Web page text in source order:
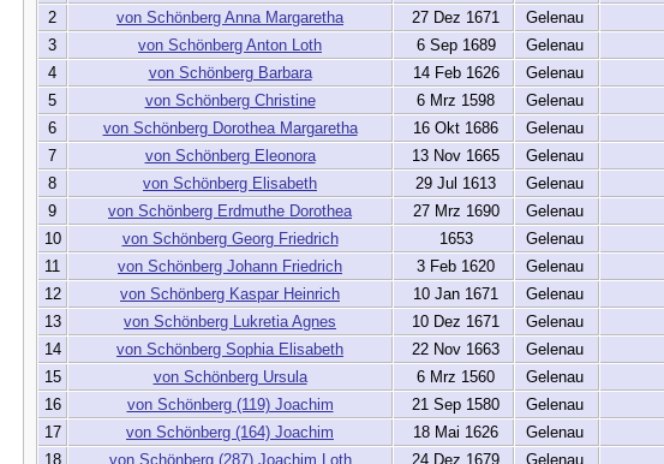
2
von Schönberg Anna Margaretha 27 Dez 1671 Gelenau
3
von Schönberg Anton Loth 6 Sep 1689 Gelenau
4
von Schönberg Barbara 14 Feb 1626 Gelenau
5
von Schönberg Christine 6 Mrz 1598 Gelenau
6
von Schönberg Dorothea Margaretha 16 Okt 1686 Gelenau
7
von Schönberg Eleonora 13 Nov 1665 Gelenau
8
von Schönberg Elisabeth 29 Jul 1613 Gelenau
9
von Schönberg Erdmuthe Dorothea 27 Mrz 1690 Gelenau
10
von Schönberg Georg Friedrich 1653 Gelenau
11
von Schönberg Johann Friedrich 3 Feb 1620 Gelenau
12
von Schönberg Kaspar Heinrich 10 Jan 1671 Gelenau
13
von Schönberg Lukretia Agnes 10 Dez 1671 Gelenau
14
von Schönberg Sophia Elisabeth 22 Nov 1663 Gelenau
15
von Schönberg Ursula 6 Mrz 1560 Gelenau
16
von Schönberg (119) Joachim 21 Sep 1580 Gelenau
17
von Schönberg (164) Joachim 18 Mai 1626 Gelenau
18
von Schönberg (287) Joachim Loth 24 Dez 1679 Gelenau